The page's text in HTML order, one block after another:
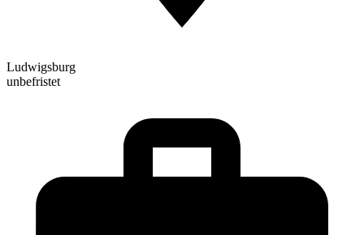
Ludwigsburg
unbefristet